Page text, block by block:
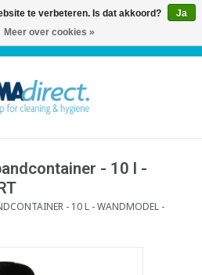
- 10 l -
- 10 L - WANDMODEL -
te verbeteren. Is dat akkoord?
Ja
Meer over cookies »